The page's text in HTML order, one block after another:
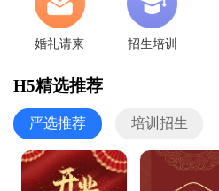
婚礼请柬 招生培训
H5精选推荐
严选推荐 培训招生